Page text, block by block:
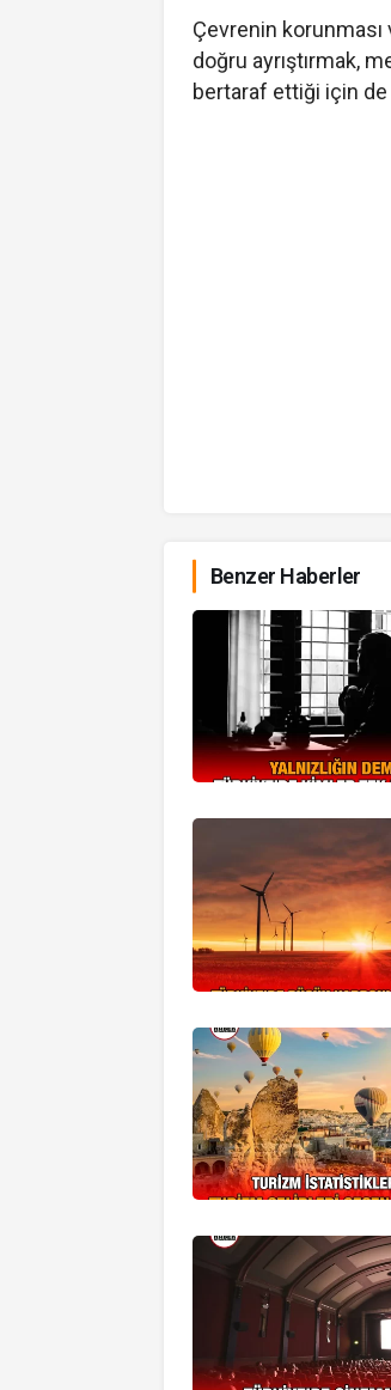
Çevrenin korunması
doğru ayrıştırmak,
bertaraf ettiği için de
Benzer Haberler